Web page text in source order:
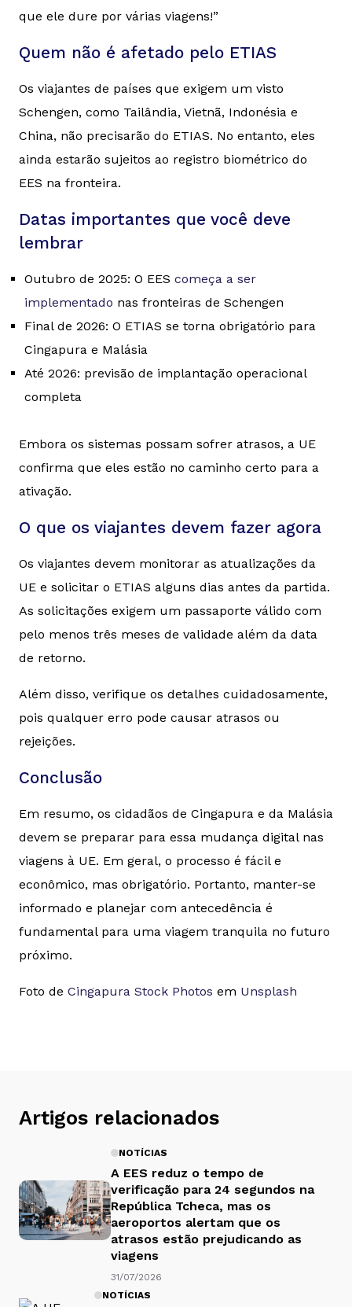
que ele dure por várias viagens!”
Quem não é afetado pelo ETIAS
Os viajantes de países que exigem um visto
Schengen, como Tailândia, Vietnã, Indonésia e
China, não precisarão do ETIAS. No entanto, eles
ainda estarão sujeitos ao registro biométrico do
EES na fronteira.
Datas importantes que você deve
lembrar
Outubro de 2025: O EES começa a ser
implementado nas fronteiras de Schengen
Final de 2026: O ETIAS se torna obrigatório para
Cingapura e Malásia
Até 2026: previsão de implantação operacional
completa
Embora os sistemas possam sofrer atrasos, a UE
confirma que eles estão no caminho certo para a
ativação.
O que os viajantes devem fazer agora
Os viajantes devem monitorar as atualizações da
UE e solicitar o ETIAS alguns dias antes da partida.
As solicitações exigem um passaporte válido com
pelo menos três meses de validade além da data
de retorno.
Além disso, verifique os detalhes cuidadosamente,
pois qualquer erro pode causar atrasos ou
rejeições.
Conclusão
Em resumo, os cidadãos de Cingapura e da Malásia
devem se preparar para essa mudança digital nas
viagens à UE. Em geral, o processo é fácil e
econômico, mas obrigatório. Portanto, manter-se
informado e planejar com antecedência é
fundamental para uma viagem tranquila no futuro
próximo.
Foto de Cingapura Stock Photos em Unsplash
Artigos relacionados
NOTÍCIAS
A EES reduz o tempo de
verificação para 24 segundos na
República Tcheca, mas os
aeroportos alertam que os
atrasos estão prejudicando as
viagens
31/07/2026
NOTÍCIAS